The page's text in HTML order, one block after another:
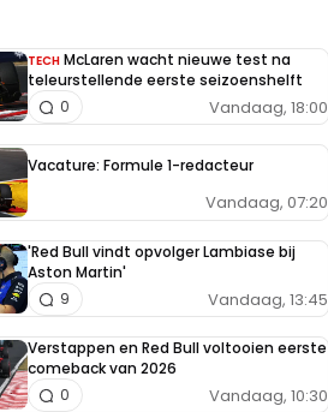
TECH McLaren wacht nieuwe test na
teleurstellende eerste seizoenshelft
Vandaag, 18:00
0
Vacature: Formule 1-redacteur
Vandaag, 07:20
'Red Bull vindt opvolger Lambiase bij
Aston Martin'
Vandaag, 13:45
9
Verstappen en Red Bull voltooien eerste
comeback van 2026
Vandaag, 10:30
0